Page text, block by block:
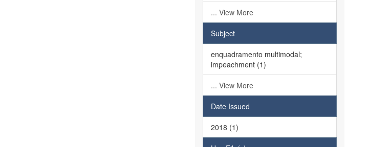
... View More
Subject
enquadramento multimodal;
impeachment (1)
... View More
Date Issued
2018 (1)